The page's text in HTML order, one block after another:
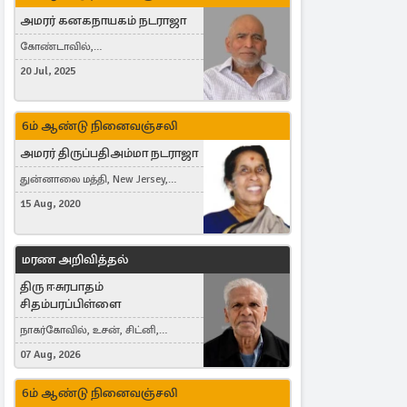
அமரர் கனகநாயகம் நடராஜா
கோண்டாவில்,
புன்னாலைக்கட்டுவன், சவுதி
Germany, Brampton, Canada
20 Jul, 2025
6ம் ஆண்டு நினைவஞ்சலி
அமரர் திருப்பதிஅம்மா நடராஜா
துன்னாலை மத்தி, New Jersey,
United States, Toronto, Canada
15 Aug, 2020
மரண அறிவித்தல்
திரு ஈசுரபாதம்
சிதம்பரப்பிள்ளை
நாகர்கோவில், உசன், சிட்னி,
Australia
07 Aug, 2026
6ம் ஆண்டு நினைவஞ்சலி